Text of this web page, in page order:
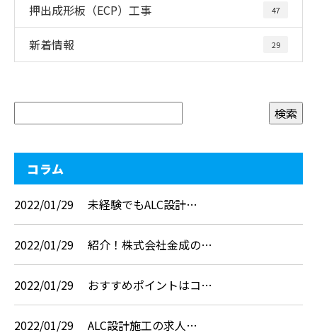
押出成形板（ECP）工事 47
新着情報 29
コラム
2022/01/29 未経験でもALC設計…
2022/01/29 紹介！株式会社金成の…
2022/01/29 おすすめポイントはコ…
2022/01/29 ALC設計施工の求人…